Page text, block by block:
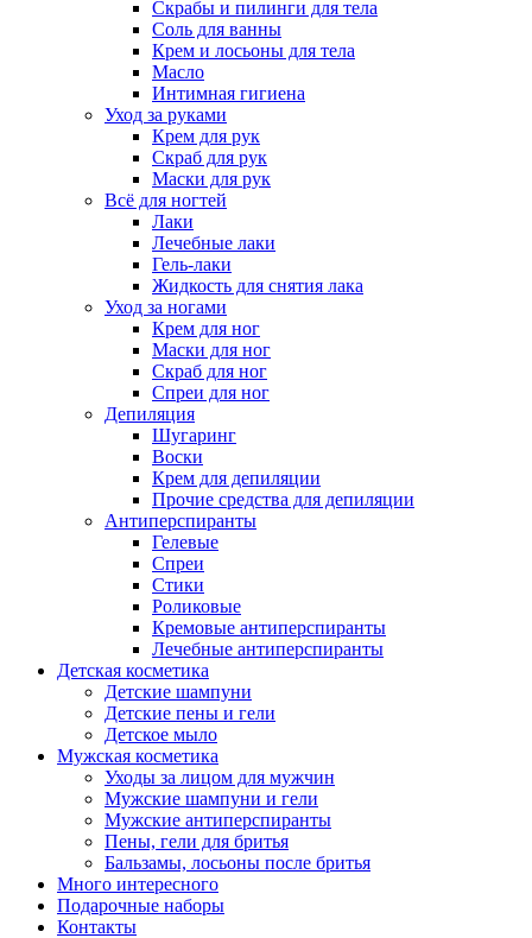
Скрабы и пилинги для тела
Соль для ванны
Крем и лосьоны для тела
Масло
Интимная гигиена
Уход за руками
Крем для рук
Скраб для рук
Маски для рук
Всё для ногтей
Лаки
Лечебные лаки
Гель-лаки
Жидкость для снятия лака
Уход за ногами
Крем для ног
Маски для ног
Скраб для ног
Спреи для ног
Депиляция
Шугаринг
Воски
Крем для депиляции
Прочие средства для депиляции
Антиперспиранты
Гелевые
Спреи
Стики
Роликовые
Кремовые антиперспиранты
Лечебные антиперспиранты
Детская косметика
Детские шампуни
Детские пены и гели
Детское мыло
Мужская косметика
Уходы за лицом для мужчин
Мужские шампуни и гели
Мужские антиперспиранты
Пены, гели для бритья
Бальзамы, лосьоны после бритья
Много интересного
Подарочные наборы
Контакты